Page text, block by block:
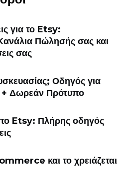
για το Etsy:
Πώλησής σας και
σας
Οδηγός για
+ Δωρεάν Πρότυπο
Etsy: Πλήρης οδηγός
και το χρειάζεται